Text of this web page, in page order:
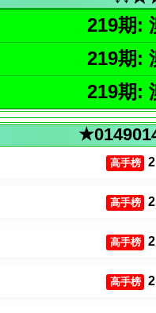
219期:
219期:
219期:
高手榜
高手榜
高手榜
高手榜